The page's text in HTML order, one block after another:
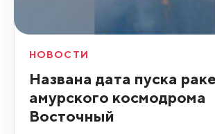
НОВОСТИ
Названа дата пуска
амурского космодрома
Восточный